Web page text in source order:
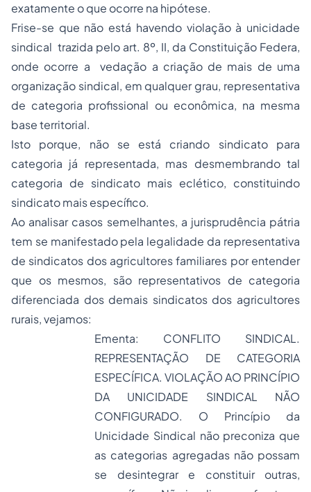
exatamente o que ocorre na hipótese.
Frise-se que não está havendo violação à unicidade
sindical trazida pelo art. 8º, II, da Constituição Federa,
onde ocorre a vedação a criação de mais de uma
organização sindical, em qualquer grau, representativa
de categoria profissional ou econômica, na mesma
base territorial.
Isto porque, não se está criando sindicato para
categoria já representada, mas desmembrando tal
categoria de sindicato mais eclético, constituindo
sindicato mais específico.
Ao analisar casos semelhantes, a jurisprudência pátria
tem se manifestado pela legalidade da representativa
de sindicatos dos agricultores familiares por entender
que os mesmos, são representativos de categoria
diferenciada dos demais sindicatos dos agricultores
rurais, vejamos:
Ementa: CONFLITO SINDICAL.
REPRESENTAÇÃO DE CATEGORIA
ESPECÍFICA. VIOLAÇÃO AO PRINCÍPIO
DA UNICIDADE SINDICAL NÃO
CONFIGURADO. O Princípio da
Unicidade Sindical não preconiza que
as categorias agregadas não possam
se desintegrar e constituir outras,